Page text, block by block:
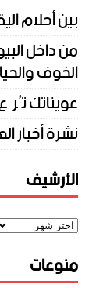
بين أحلام
الخوف
عويناتك
نشرة أخبار
الأرشيف
منوعات